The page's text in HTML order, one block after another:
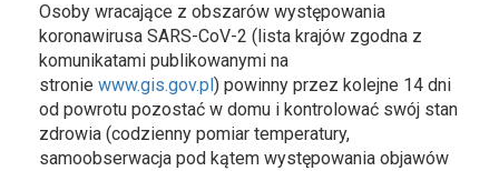
Osoby wracające z obszarów występowania
koronawirusa SARS-CoV-2 (lista krajów zgodna z
komunikatami publikowanymi na
stronie www.gis.gov.pl) powinny przez kolejne 14 dni
od powrotu pozostać w domu i kontrolować swój stan
zdrowia (codzienny pomiar temperatury,
samoobserwacja pod kątem występowania objawów